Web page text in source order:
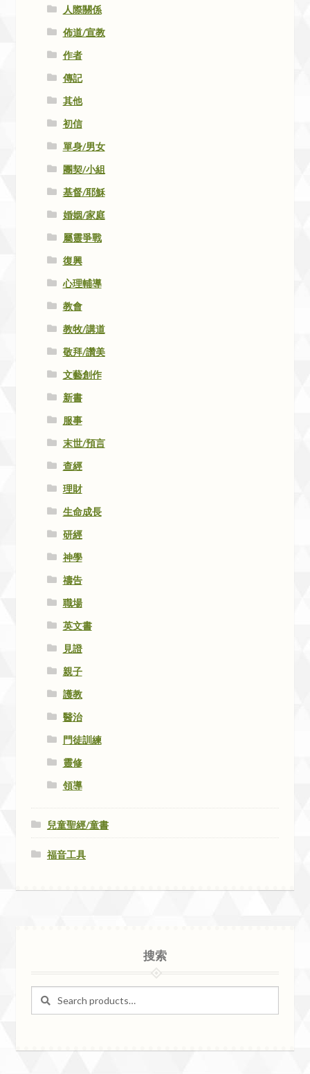
人際關係
佈道/宣教
作者
傳記
其他
初信
單身/男女
團契/小組
基督/耶穌
婚姻/家庭
屬靈爭戰
復興
心理輔導
教會
教牧/講道
敬拜/讚美
文藝創作
新書
服事
末世/預言
查經
理財
生命成長
研經
神學
禱告
職場
英文書
見證
親子
護教
醫治
門徒訓練
靈修
領導
兒童聖經/童書
福音工具
搜索